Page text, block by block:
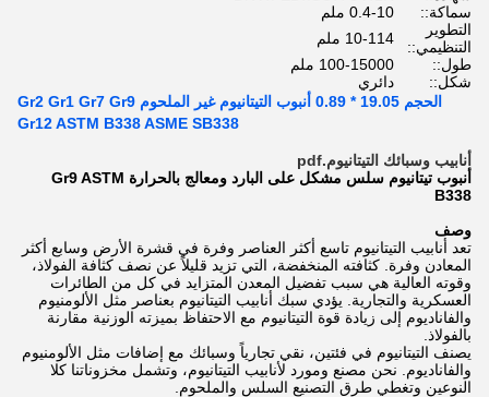
سماكة::
0.4-10 ملم
التطوير
التنظيمي::
10-114 ملم
طول::
100-15000 ملم
شكل::
دائري
الحجم 19.05 * 0.89 أنبوب التيتانيوم غير الملحوم Gr2 Gr1 Gr7 Gr9
Gr12 ASTM B338 ASME SB338
أنابيب وسبائك التيتانيوم.pdf
أنبوب تيتانيوم سلس مشكل على البارد ومعالج بالحرارة Gr9 ASTM
B338
وصف
تعد أنابيب التيتانيوم تاسع أكثر العناصر وفرة في قشرة الأرض وسابع أكثر
المعادن وفرة. كثافته المنخفضة، التي تزيد قليلاً عن نصف كثافة الفولاذ،
وقوته العالية هي سبب تفضيل المعدن المتزايد في كل من الطائرات
العسكرية والتجارية. يؤدي سبك أنابيب التيتانيوم بعناصر مثل الألومنيوم
والفاناديوم إلى زيادة قوة التيتانيوم مع الاحتفاظ بميزته الوزنية مقارنة
بالفولاذ.
يصنف التيتانيوم في فئتين، نقي تجارياً وسبائك مع إضافات مثل الألومنيوم
والفاناديوم. نحن مصنع ومورد لأنابيب التيتانيوم، وتشمل مخزوناتنا كلا
النوعين وتغطي طرق التصنيع السلس والملحوم.